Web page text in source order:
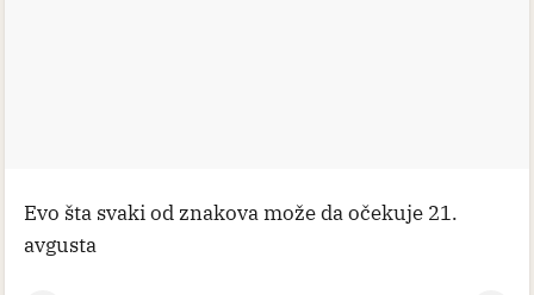
Evo šta svaki od znakova može da očekuje 21.
avgusta